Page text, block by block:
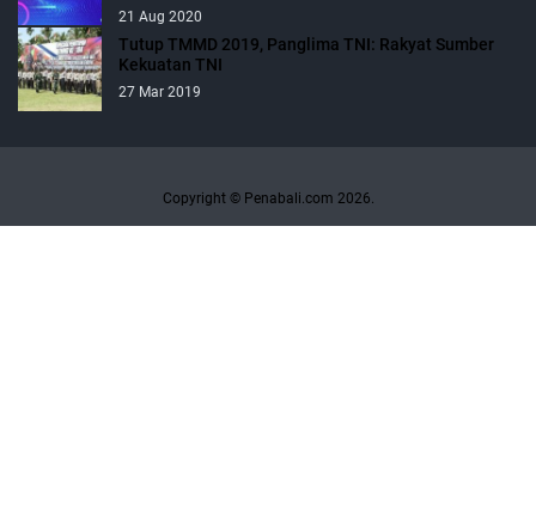
21 Aug 2020
Tutup TMMD 2019, Panglima TNI: Rakyat Sumber
Kekuatan TNI
27 Mar 2019
Copyright © Penabali.com 2026.